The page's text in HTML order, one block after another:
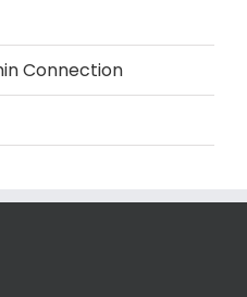
Connection